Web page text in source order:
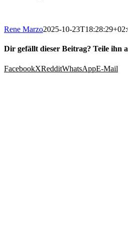
Rene Marzo2025-10-
Dir gefällt dieser Beitrag? Teile ihn
FacebookXRedditWhatsAppE-Mail